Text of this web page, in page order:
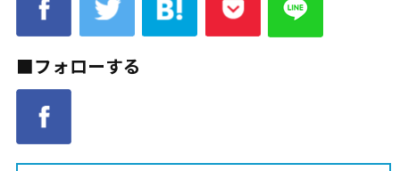
■フォローする